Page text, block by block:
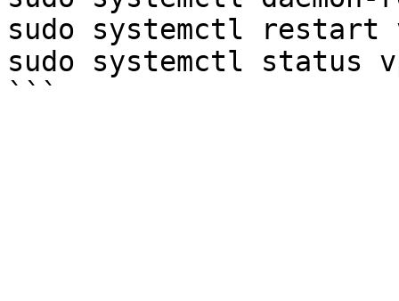
sudo systemctl restart
sudo systemctl status